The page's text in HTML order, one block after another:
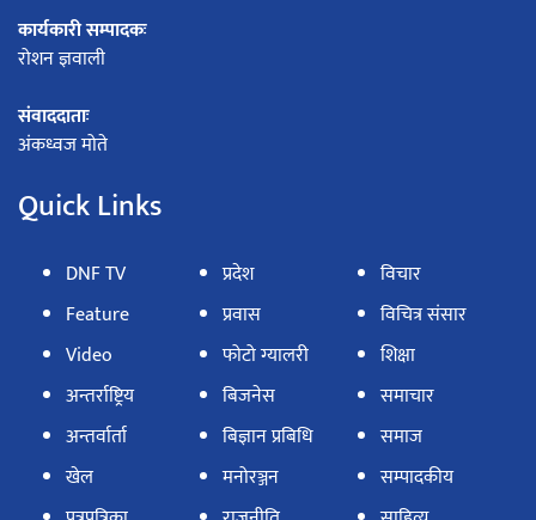
कार्यकारी सम्पादकः
रोशन ज्ञवाली
संवाददाताः
अंकध्वज मोते
Quick Links
DNF TV
Feature
Video
अन्तर्राष्ट्रिय
अन्तर्वार्ता
खेल
प्रदेश
प्रवास
फोटो ग्यालरी
बिजनेस
बिज्ञान प्रबिधि
मनोरञ्जन
विचार
विचित्र संसार
शिक्षा
समाचार
समाज
सम्पादकीय